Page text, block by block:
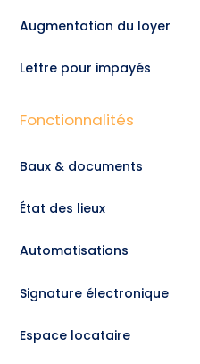
Augmentation du loyer
Lettre pour impayés
Fonctionnalités
Baux & documents
État des lieux
Automatisations
Signature électronique
Espace locataire